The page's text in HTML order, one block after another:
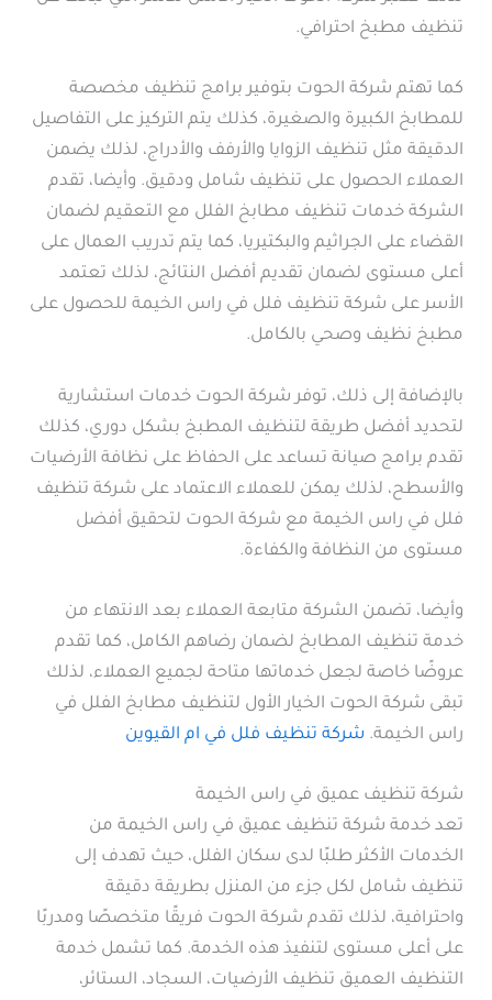
تنظيف مطبخ احترافي.
كما تهتم شركة الحوت بتوفير برامج تنظيف مخصصة
للمطابخ الكبيرة والصغيرة، كذلك يتم التركيز على التفاصيل
الدقيقة مثل تنظيف الزوايا والأرفف والأدراج، لذلك يضمن
العملاء الحصول على تنظيف شامل ودقيق. وأيضا، تقدم
الشركة خدمات تنظيف مطابخ الفلل مع التعقيم لضمان
القضاء على الجراثيم والبكتيريا، كما يتم تدريب العمال على
أعلى مستوى لضمان تقديم أفضل النتائج، لذلك تعتمد
الأسر على شركة تنظيف فلل في راس الخيمة للحصول على
مطبخ نظيف وصحي بالكامل.
بالإضافة إلى ذلك، توفر شركة الحوت خدمات استشارية
لتحديد أفضل طريقة لتنظيف المطبخ بشكل دوري، كذلك
تقدم برامج صيانة تساعد على الحفاظ على نظافة الأرضيات
والأسطح، لذلك يمكن للعملاء الاعتماد على شركة تنظيف
فلل في راس الخيمة مع شركة الحوت لتحقيق أفضل
مستوى من النظافة والكفاءة.
وأيضا، تضمن الشركة متابعة العملاء بعد الانتهاء من
خدمة تنظيف المطابخ لضمان رضاهم الكامل، كما تقدم
عروضًا خاصة لجعل خدماتها متاحة لجميع العملاء، لذلك
تبقى شركة الحوت الخيار الأول لتنظيف مطابخ الفلل في
راس الخيمة. شركة تنظيف فلل في ام القيوين
شركة تنظيف عميق في راس الخيمة
تعد خدمة شركة تنظيف عميق في راس الخيمة من
الخدمات الأكثر طلبًا لدى سكان الفلل، حيث تهدف إلى
تنظيف شامل لكل جزء من المنزل بطريقة دقيقة
واحترافية، لذلك تقدم شركة الحوت فريقًا متخصصًا ومدربًا
على أعلى مستوى لتنفيذ هذه الخدمة. كما تشمل خدمة
التنظيف العميق تنظيف الأرضيات، السجاد، الستائر،